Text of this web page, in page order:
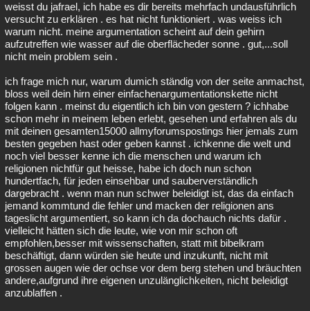
weisst du jafrael, ich habe es dir bereits mehrfach undausführlich
versucht zu erklären . es hat nicht funktioniert . was weiss ich
warum nicht. meine argumentation scheint auf dein gehirn
aufzutreffen wie wasser auf die oberflächeder sonne . gut,...soll
nicht mein problem sein .
ich frage mich nur, warum dumich ständig von der seite anmachst,
bloss weil dein hirn einer einfachenargumentationskette nicht
folgen kann . meinst du eigentlich ich bin von gestern ? ichhabe
schon mehr in meinem leben erlebt, gesehen und erfahren als du
mit deinen gesamten15000 allmyforumspostings hier jemals zum
besten gegeben hast oder geben kannst . ichkenne die welt und
noch viel besser kenne ich die menschen und warum ich
religionen nichtfür gut heisse, habe ich doch nun schon
hundertfach, für jeden einsehbar und sauberverständlich
dargebracht . wenn man nun schwer beleidigt ist, das da einfach
jemand kommtund die fehler und macken der religionen ans
tageslicht argumentiert, so kann ich da dochauch nichts dafür .
vielleicht hätten sich die leute, wie von mir schon oft
empfohlen,besser mit wissenschaften, statt mit bibelkram
beschäftigt, dann würden sie heute und inzukunft, nicht mit
grossen augen wie der ochse vor dem berg stehen und bräuchten
andere,aufgrund ihre eigenen unzulänglichkeiten, nicht beleidigt
anzublaffen .